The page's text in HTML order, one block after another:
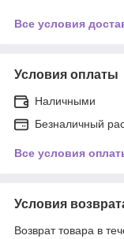
Все условия
Условия оплаты
Наличными
Безналичный
Все условия
Условия
Возврат товара в